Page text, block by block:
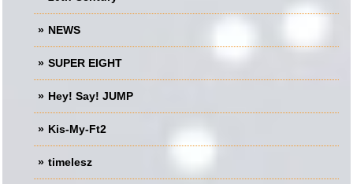
NEWS
SUPER EIGHT
Hey! Say! JUMP
Kis-My-Ft2
timelesz